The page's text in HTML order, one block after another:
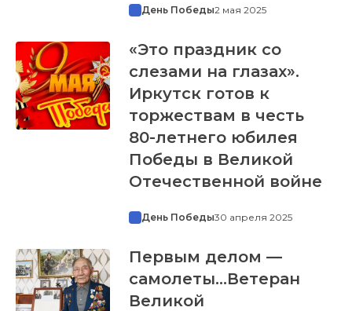
День Победы2 мая 2025
«Это праздник со
слезами на глазах».
Иркутск готов к
торжествам в честь
80-летнего юбилея
Победы в Великой
Отечественной войне
День Победы30 апреля 2025
Первым делом —
самолеты…Ветеран
Великой